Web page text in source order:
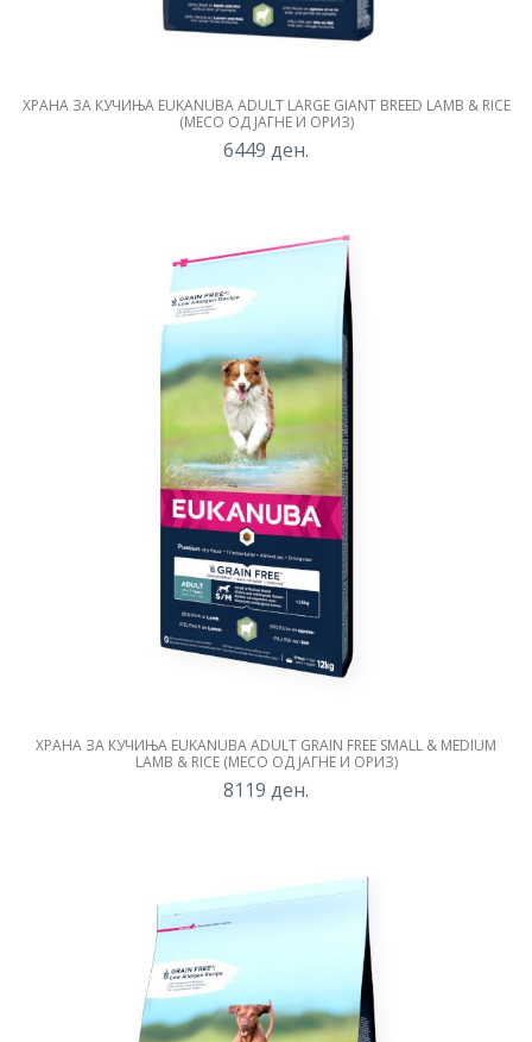
ХРАНА ЗА КУЧИЊА EUKANUBA ADULT LARGE GIANT BREED LAMB & RICE
(МЕСО ОД ЈАГНЕ И ОРИЗ)
6449 ден.
ХРАНА ЗА КУЧИЊА EUKANUBA ADULT GRAIN FREE SMALL & MEDIUM
LAMB & RICE (МЕСО ОД ЈАГНЕ И ОРИЗ)
8119 ден.